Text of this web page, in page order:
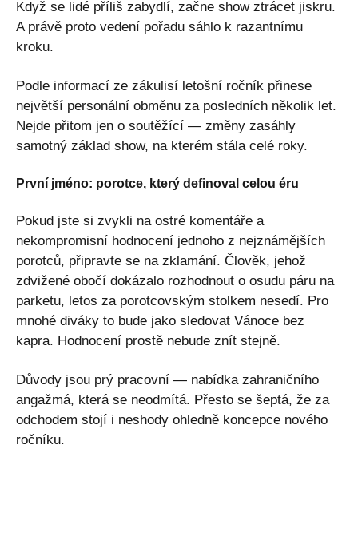
Když se lidé příliš zabydlí, začne show ztrácet jiskru.
A právě proto vedení pořadu sáhlo k razantnímu
kroku.
Podle informací ze zákulisí letošní ročník přinese
největší personální obměnu za posledních několik let.
Nejde přitom jen o soutěžící — změny zasáhly
samotný základ show, na kterém stála celé roky.
První jméno: porotce, který definoval celou éru
Pokud jste si zvykli na ostré komentáře a
nekompromisní hodnocení jednoho z nejznámějších
porotců, připravte se na zklamání. Člověk, jehož
zdvižené obočí dokázalo rozhodnout o osudu páru na
parketu, letos za porotcovským stolkem nesedí. Pro
mnohé diváky to bude jako sledovat Vánoce bez
kapra. Hodnocení prostě nebude znít stejně.
Důvody jsou prý pracovní — nabídka zahraničního
angažmá, která se neodmítá. Přesto se šeptá, že za
odchodem stojí i neshody ohledně koncepce nového
ročníku.